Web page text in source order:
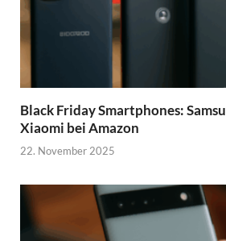
Black Friday Smartphones:
Xiaomi bei Amazon
22. November 2025